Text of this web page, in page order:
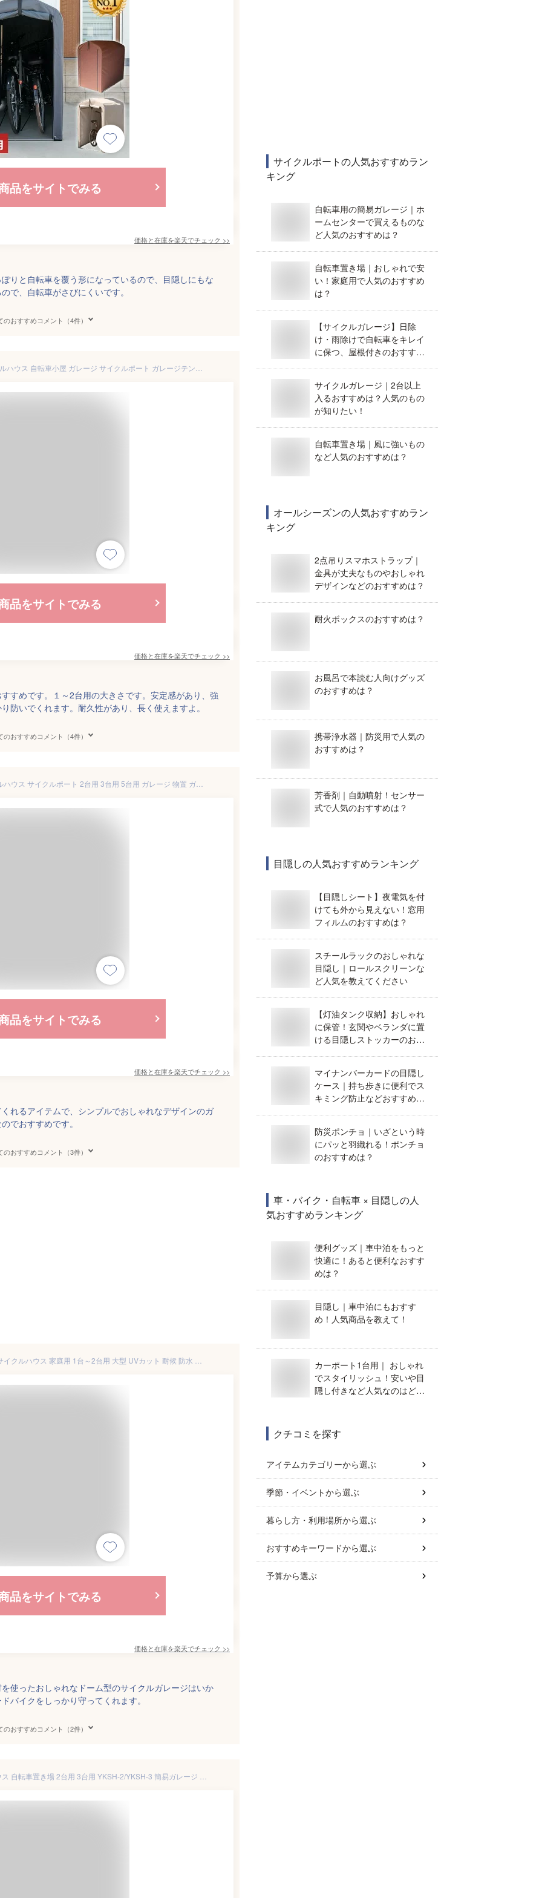
品をサイトでみる
価格と在庫を楽天でチェック >>
りと自転車を覆う形になっているので、目隠しにもな
で、自転車がさびにくいです。
のおすすめコメント（4件）
品をサイトでみる
価格と在庫を楽天でチェック >>
すめです。１～2台用の大きさです。安定感があり、強
防いでくれます。耐久性があり、長く使えますよ。
のおすすめコメント（4件）
品をサイトでみる
価格と在庫を楽天でチェック >>
れるアイテムで、シンプルでおしゃれなデザインのガ
でおすすめです。
のおすすめコメント（3件）
品をサイトでみる
価格と在庫を楽天でチェック >>
使ったおしゃれなドーム型のサイクルガレージはいか
バイクをしっかり守ってくれます。
のおすすめコメント（2件）
サイクルポートの人気おすすめラン
キング
自転車用の簡易ガレージ｜ホ
ームセンターで買えるものな
ど人気のおすすめは？
自転車置き場｜おしゃれで安
い！家庭用で人気のおすすめ
は？
【サイクルガレージ】日除
け・雨除けで自転車をキレイ
に保つ、屋根付きのおすすめ
サイクルガレージ｜2台以上
入るおすすめは？人気のもの
が知りたい！
自転車置き場｜風に強いもの
など人気のおすすめは？
オールシーズンの人気おすすめラン
キング
2点吊りスマホストラップ｜
金具が丈夫なものやおしゃれ
デザインなどのおすすめは？
耐火ボックスのおすすめは？
お風呂で本読む人向けグッズ
のおすすめは？
携帯浄水器｜防災用で人気の
おすすめは？
芳香剤｜自動噴射！センサー
式で人気のおすすめは？
目隠しの人気おすすめランキング
【目隠しシート】夜電気を付
けても外から見えない！窓用
フィルムのおすすめは？
スチールラックのおしゃれな
目隠し｜ロールスクリーンな
ど人気を教えてください
【灯油タンク収納】おしゃれ
に保管！玄関やベランダに置
ける目隠しストッカーのおす
マイナンバーカードの目隠し
ケース｜持ち歩きに便利でス
キミング防止などおすすめ
防災ポンチョ｜いざという時
にパッと羽織れる！ポンチョ
のおすすめは？
車・バイク・自転車 × 目隠しの人
気おすすめランキング
便利グッズ｜車中泊をもっと
快適に！あると便利なおすす
めは？
目隠し｜車中泊にもおすす
め！人気商品を教えて！
カーポート1台用｜ おしゃれ
でスタイリッシュ！安いや目
隠し付きなど人気なのはどれ
クチコミを探す
アイテムカテゴリーから選ぶ
季節・イベントから選ぶ
暮らし方・利用場所から選ぶ
おすすめキーワードから選ぶ
予算から選ぶ